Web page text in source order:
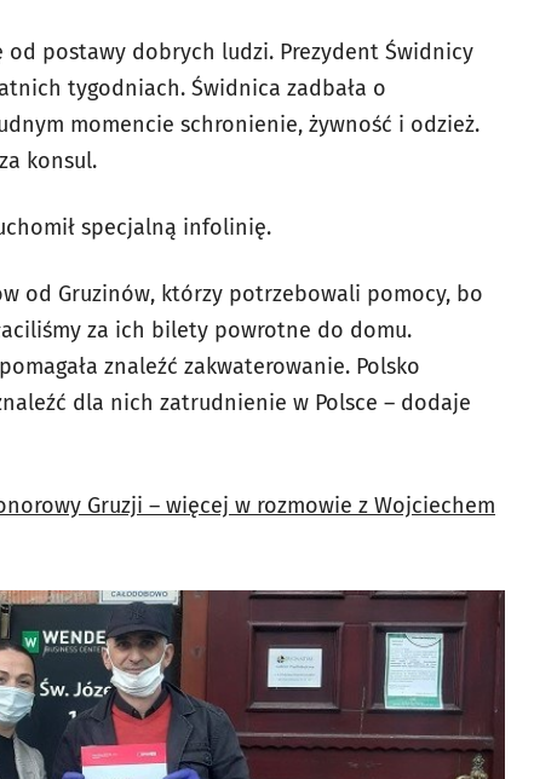
postawy dobrych ludzi. Prezydent Świdnicy
tygodniach. Świdnica zadbała o
momencie schronienie, żywność i odzież.
konsul.
specjalną infolinię.
od Gruzinów, którzy potrzebowali pomocy, bo
za ich bilety powrotne do domu.
znaleźć zakwaterowanie. Polsko
dla nich zatrudnienie w Polsce – dodaje
Gruzji – więcej w rozmowie z Wojciechem